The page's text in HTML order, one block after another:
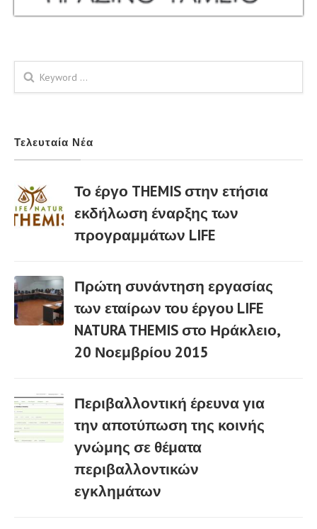
Φόρμα αναζήτησης
Τελευταία Νέα
Το έργο THEMIS στην ετήσια
εκδήλωση έναρξης των
προγραμμάτων LIFE
Πρώτη συνάντηση εργασίας
των εταίρων του έργου LIFE
NATURA THEMIS στο Ηράκλειο,
20 Νοεμβρίου 2015
Περιβαλλοντική έρευνα για
την αποτύπωση της κοινής
γνώμης σε θέματα
περιβαλλοντικών
εγκλημάτων